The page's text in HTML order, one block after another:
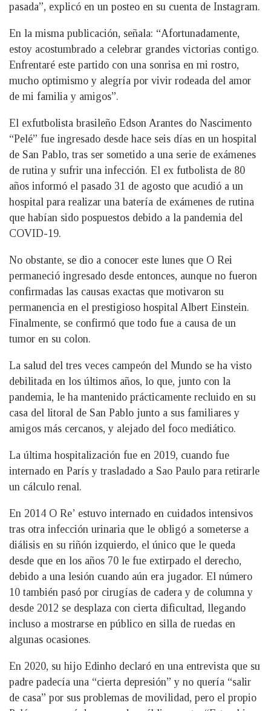
pasada”, explicó en un posteo en su cuenta de Instagram.
En la misma publicación, señala: “Afortunadamente,
estoy acostumbrado a celebrar grandes victorias contigo.
Enfrentaré este partido con una sonrisa en mi rostro,
mucho optimismo y alegría por vivir rodeada del amor
de mi familia y amigos”.
El exfutbolista brasileño Edson Arantes do Nascimento
“Pelé” fue ingresado desde hace seis días en un hospital
de San Pablo, tras ser sometido a una serie de exámenes
de rutina y sufrir una infección. El ex futbolista de 80
años informó el pasado 31 de agosto que acudió a un
hospital para realizar una batería de exámenes de rutina
que habían sido pospuestos debido a la pandemia del
COVID-19.
No obstante, se dio a conocer este lunes que O Rei
permaneció ingresado desde entonces, aunque no fueron
confirmadas las causas exactas que motivaron su
permanencia en el prestigioso hospital Albert Einstein.
Finalmente, se confirmó que todo fue a causa de un
tumor en su colon.
La salud del tres veces campeón del Mundo se ha visto
debilitada en los últimos años, lo que, junto con la
pandemia, le ha mantenido prácticamente recluido en su
casa del litoral de San Pablo junto a sus familiares y
amigos más cercanos, y alejado del foco mediático.
La última hospitalización fue en 2019, cuando fue
internado en París y trasladado a Sao Paulo para retirarle
un cálculo renal.
En 2014 O Re’ estuvo internado en cuidados intensivos
tras otra infección urinaria que le obligó a someterse a
diálisis en su riñón izquierdo, el único que le queda
desde que en los años 70 le fue extirpado el derecho,
debido a una lesión cuando aún era jugador. El número
10 también pasó por cirugías de cadera y de columna y
desde 2012 se desplaza con cierta dificultad, llegando
incluso a mostrarse en público en silla de ruedas en
algunas ocasiones.
En 2020, su hijo Edinho declaró en una entrevista que su
padre padecía una “cierta depresión” y no quería “salir
de casa” por sus problemas de movilidad, pero el propio